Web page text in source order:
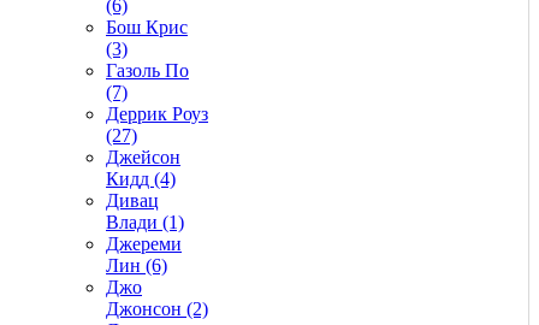
(6)
Бош Крис
(3)
Газоль По
(7)
Деррик Роуз
(27)
Джейсон
Кидд (4)
Дивац
Влади (1)
Джереми
Лин (6)
Джо
Джонсон (2)